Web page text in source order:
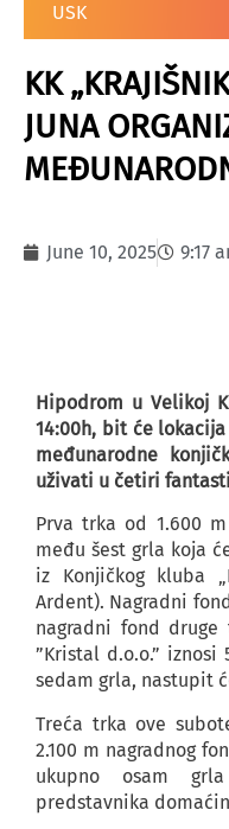
USK
KK
JUNA
June 10, 2025 9:17
Hipodrom u Velikoj
14:00h, bit će
međunarodne
uživati u četiri
Prva trka od 1.600
među šest grla koja
iz Konjičkog kluba
Ardent). Nagradni
nagradni fond
”Kristal d.o.o.”
sedam grla, nastupit
Treća trka ove
2.100 m nagradnog
ukupno osam
predstavnika